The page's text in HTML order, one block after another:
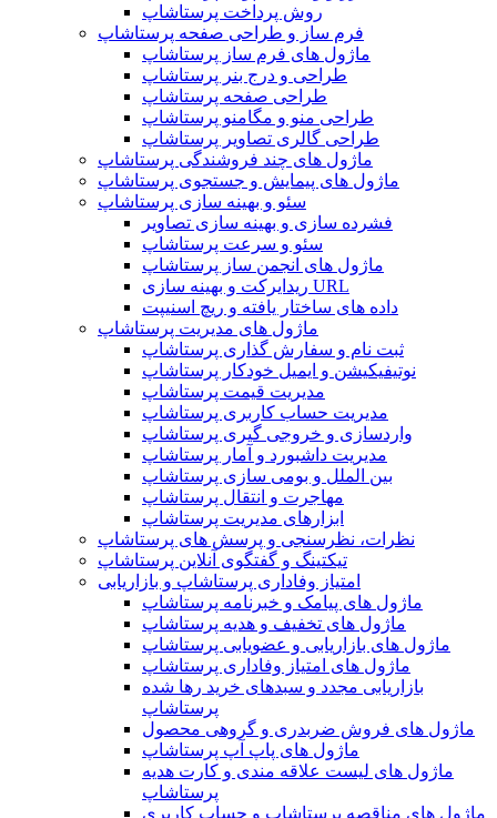
روش پرداخت پرستاشاپ
فرم ساز و طراحی صفحه پرستاشاپ
ماژول های فرم ساز پرستاشاپ
طراحی و درج بنر پرستاشاپ
طراحی صفحه پرستاشاپ
طراحی منو و مگامنو پرستاشاپ
طراحی گالری تصاویر پرستاشاپ
ماژول های چند فروشندگی پرستاشاپ
ماژول های پیمایش و جستجوی پرستاشاپ
سئو و بهینه سازی پرستاشاپ
فشرده سازی و بهینه سازی تصاویر
سئو و سرعت پرستاشاپ
ماژول های انجمن ساز پرستاشاپ
ریدایرکت و بهینه سازی URL
داده های ساختار یافته و ریچ اسنیپت
ماژول های مدیریت پرستاشاپ
ثبت نام و سفارش گذاری پرستاشاپ
نوتیفیکیشن و ایمیل خودکار پرستاشاپ
مدیریت قیمت پرستاشاپ
مدیریت حساب کاربری پرستاشاپ
واردسازی و خروجی گیری پرستاشاپ
مدیریت داشبورد و آمار پرستاشاپ
بین الملل و بومی سازی پرستاشاپ
مهاجرت و انتقال پرستاشاپ
ابزارهای مدیریت پرستاشاپ
نظرات، نظرسنجی و پرسش های پرستاشاپ
تیکتینگ و گفتگوی آنلاین پرستاشاپ
امتیاز وفاداری پرستاشاپ و بازاریابی
ماژول های پیامک و خبرنامه پرستاشاپ
ماژول های تخفیف و هدیه پرستاشاپ
ماژول های بازاریابی و عضویابی پرستاشاپ
ماژول های امتیاز وفاداری پرستاشاپ
بازاریابی مجدد و سبدهای خرید رها شده
پرستاشاپ
ماژول های فروش ضربدری و گروهی محصول
ماژول های پاپ آپ پرستاشاپ
ماژول های لیست علاقه مندی و کارت هدیه
پرستاشاپ
ماژول های مناقصه پرستاشاپ و حساب کاربری